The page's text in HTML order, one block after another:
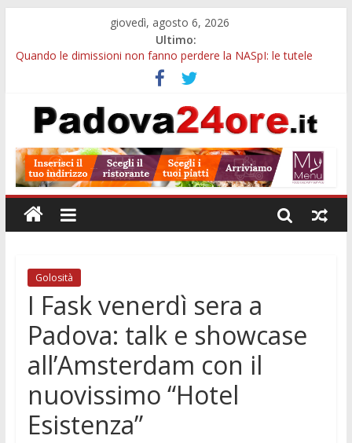
giovedì, agosto 6, 2026
Ultimo:
Quando le dimissioni non fanno perdere la NASpI: le tutele
previste nei casi di violenza di genere
Ferragosto in Prato della Valle, da Tracy Spencer a Valeria
Rossi: musica e fuochi
Notizie di Padova ore 10: Hiroshima, nuovo corso MedTech,
Notizie di Padova alle ore 21: SIT torna all’utile, crescono le
auto nuove e concorsi comunali
Transizione 4.0, più tempo alle imprese del Padovano:
prorogate le comunicazioni sugli investimenti
Golosità
I Fask venerdì sera a
Padova: talk e showcase
all’Amsterdam con il
nuovissimo “Hotel
Esistenza”